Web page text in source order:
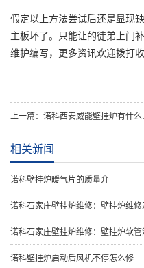
假定以上方法尝试后还是显现
主板坏了。只能让的徒弟上门
维护编写，更多资讯欢迎拨打
上一篇
相关新闻
诺科壁挂炉暖气片的质量介
诺科石家庄壁挂炉维修：壁挂炉维
诺科石家庄壁挂炉维修：壁挂炉软
诺科壁挂炉启动后风机不停怎么修